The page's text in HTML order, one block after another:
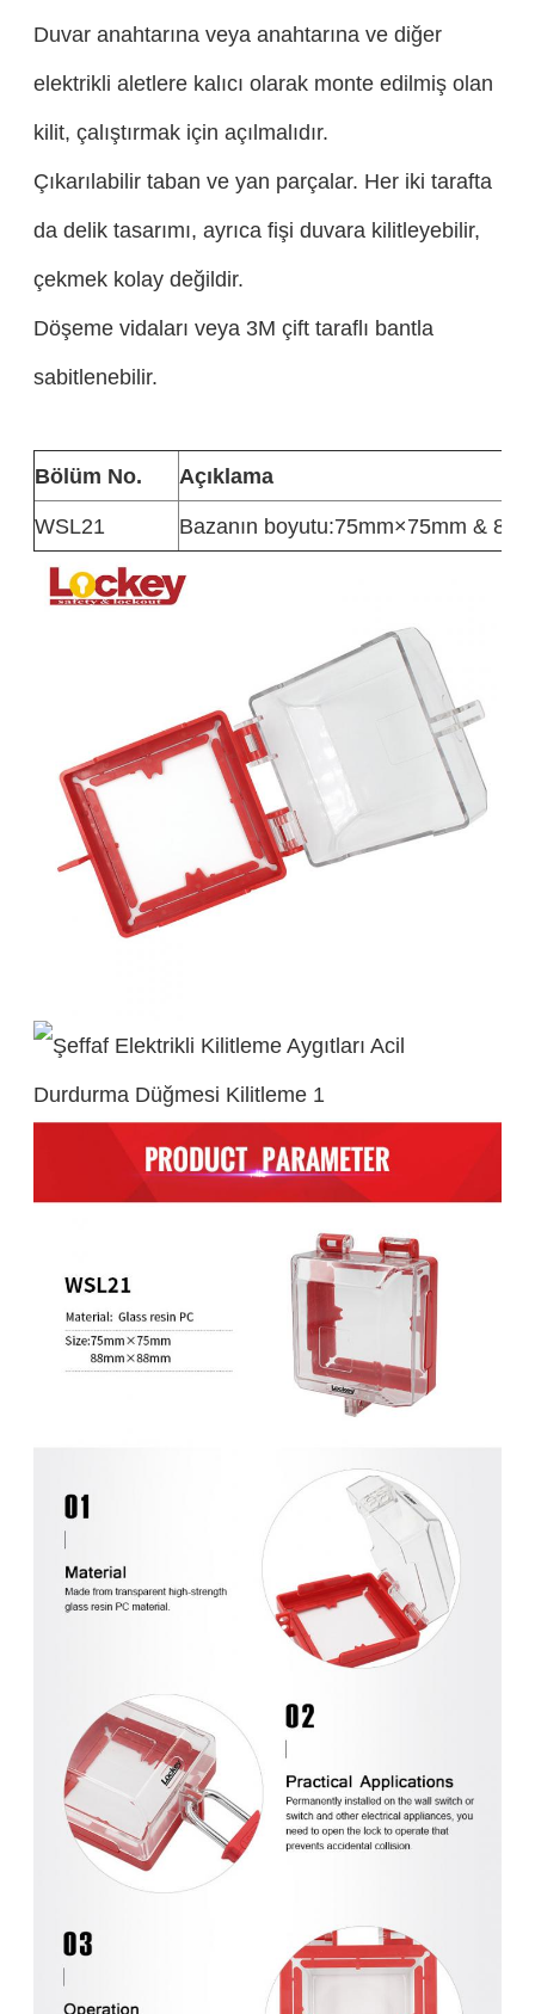
Duvar anahtarına veya anahtarına ve diğer
elektrikli aletlere kalıcı olarak monte edilmiş olan
kilit, çalıştırmak için açılmalıdır.
Çıkarılabilir taban ve yan parçalar. Her iki tarafta
da delik tasarımı, ayrıca fişi duvara kilitleyebilir,
çekmek kolay değildir.
Döşeme vidaları veya 3M çift taraflı bantla
sabitlenebilir.
Bölüm No.
Açıklama
WSL21
Bazanın boyutu:75mm×75mm &